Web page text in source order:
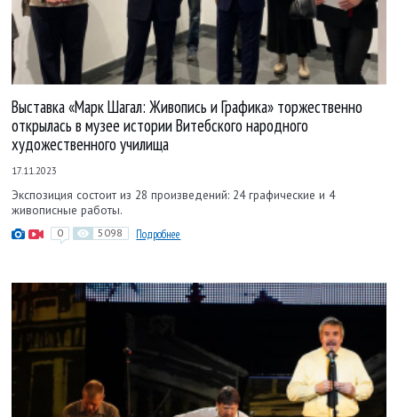
Выставка «Марк Шагал: Живопись и Графика» торжественно
открылась в музее истории Витебского народного
художественного училища
17.11.2023
Экспозиция состоит из 28 произведений: 24 графические и 4
живописные работы.
0 5098 Подробнее